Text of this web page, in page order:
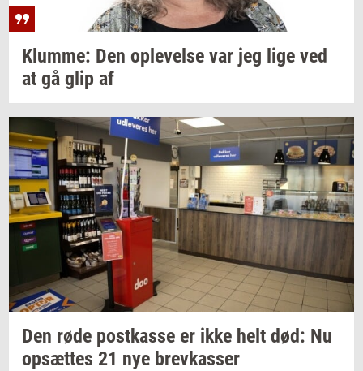
Klum­me: Den op­le­vel­se var jeg lige ved
at gå glip af
Den røde po­st­kas­se er ikke helt død: Nu
op­sæt­tes 21 nye brev­kas­ser